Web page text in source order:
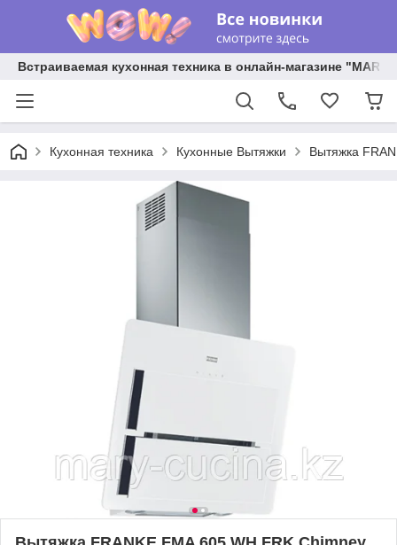
Встраиваемая кухонная техника в онлайн-магазине "MARY
Кухонная техника Кухонные Вытяжки Вытяжка